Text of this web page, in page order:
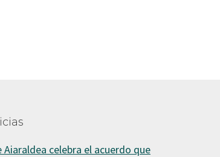
Aiaraldea celebra el acuerdo que